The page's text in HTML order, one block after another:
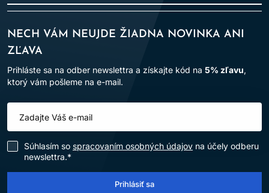
NECH VÁM NEUJDE ŽIADNA NOVINKA ANI
ZĽAVA
Prihláste sa na odber newslettra a získajte kód na 5% zľavu,
ktorý vám pošleme na e-mail.
Súhlasím so spracovaním osobných údajov na účely odberu
newslettra.*
Prihlásiť sa